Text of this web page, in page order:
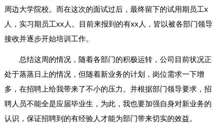
周边大学院校。而在这次的面试过后，最终留下的试用期员工x
人，实习期员工xx人。目前来报到的有xx人，皆以被各部门领导
接收并逐步开始培训工作。
总结这周的情况，随着各部门的积极运转，公司目前状况正
处于蒸蒸日上的情况，但随着新业务的计划，岗位需求一下增
多，在招聘上给我带来了不小的压力。并根据部门领导要求，招
聘人员不能全是应届毕业生，为此，我也要加强自身对新业务的
认识，保证招聘到的有经验人才能为部门带来切实的效益。